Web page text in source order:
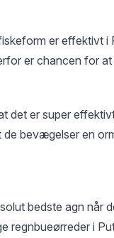
er effektivt i
er chancen for at
det er super
bevægelser en
bedste agn når
regnbueørreder i